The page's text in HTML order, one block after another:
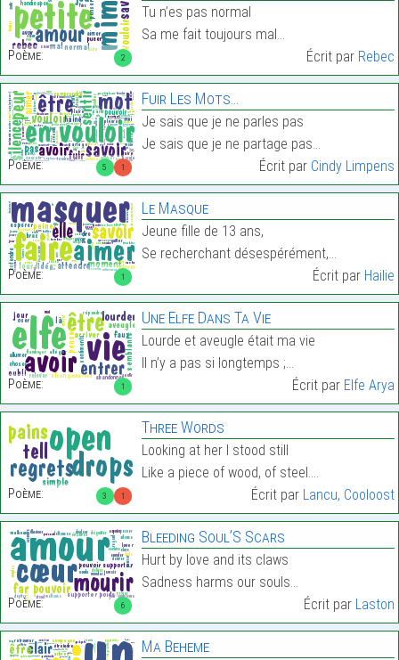
2
Poème:
Tu n’es pas normal
Sa me fait toujours mal…
Écrit par Rebec
5 1
Poème:
Fuir Les Mots…
Je sais que je ne parles pas
Je sais que je ne partage pas…
Écrit par Cindy Limpens
1
Poème:
Le Masque
Jeune fille de 13 ans,
Se recherchant désespérément,…
Écrit par Hailie
1
Poème:
Une Elfe Dans Ta Vie
Lourde et aveugle était ma vie
Il n’y a pas si longtemps ;…
Écrit par Elfe Arya
3 1
Poème:
Three Words
Looking at her I stood still
Like a piece of wood, of steel.…
Écrit par Lancu, Cooloost
6
Poème:
Bleeding Soul’S Scars
Hurt by love and its claws
Sadness harms our souls…
Écrit par Laston
Ma Beheme